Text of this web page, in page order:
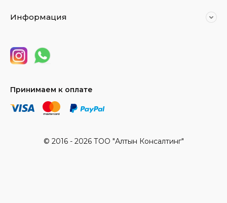
Информация
Принимаем к оплате
© 2016 - 2026 ТОО "Алтын Консалтинг"